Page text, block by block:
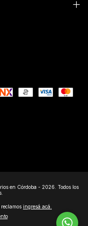
en Córdoba - 2026. Todos los
ingresá acá.